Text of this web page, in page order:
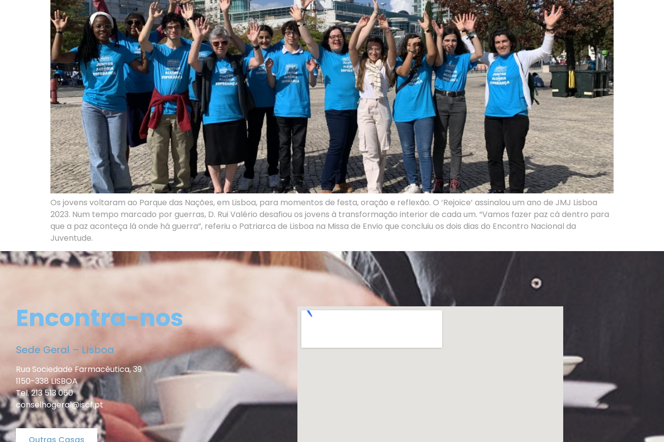
Os jovens voltaram ao Parque das Nações, em Lisboa, para momentos de festa, oração e reflexão. O ‘Rejoice’ assinalou um ano de JMJ Lisboa
2023. Num tempo marcado por guerras, D. Rui Valério desafiou os jovens à transformação interior de cada um. “Vamos fazer paz cá dentro para
que a paz aconteça lá onde há guerra”, referiu o Patriarca de Lisboa na Missa de Envio que concluiu os dois dias do Encontro Nacional da
Juventude.
Encontra-nos
Sede Geral – Lisboa
Rua Sociedade Farmacêutica, 39
1150-338 LISBOA
Tel. 213 513 060
conselhogeral@iscf.pt
Outras Casas